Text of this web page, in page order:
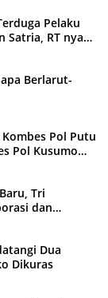
Pelaku
Satria, RT nya
Berlarut-
Pol Putu
Pol Kusumo
Tri
dan
Dua
Dikuras